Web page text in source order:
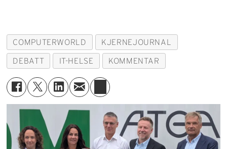
COMPUTERWORLD KJERNEJOURNAL
DEBATT IT-HELSE KOMMENTAR